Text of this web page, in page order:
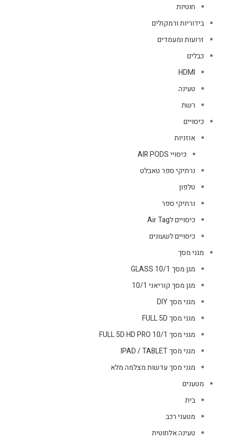
חוטיות
בידוריות ורמקולים
זרועות ומעמדים
כבלים
HDMI
טעינה
רשת
כיסויים
אוזניות
כיסויי AIR PODS
נרתיקי ספר טאבלט
טלפון
נרתיקי ספר
כיסויים לAir Tag
כיסויים לשעונים
מגני מסך
מגן מסך GLASS 10/1
מגן מסך קוריאני 10/1
מגני מסך DIY
מגני מסך FULL 5D
מגני מסך FULL 5D HD PRO 10/1
מגני מסך IPAD / TABLET
מגני מסך עדשות מצלמה מלא
מטענים
בית
מטעני רכב
טעינה אלחוטית